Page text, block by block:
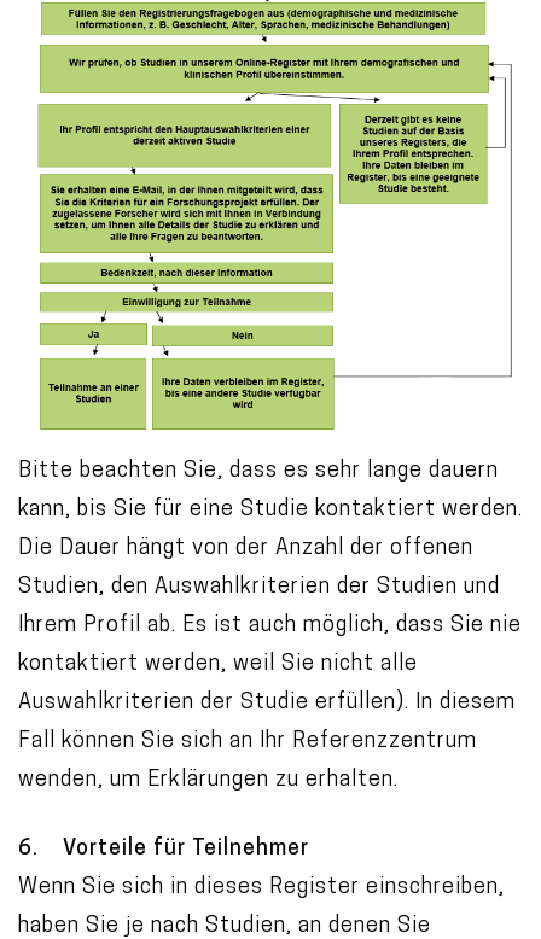
Bitte beachten Sie, dass es sehr lange dauern
kann, bis Sie für eine Studie kontaktiert werden.
Die Dauer hängt von der Anzahl der offenen
Studien, den Auswahlkriterien der Studien und
Ihrem Profil ab. Es ist auch möglich, dass Sie nie
kontaktiert werden, weil Sie nicht alle
Auswahlkriterien der Studie erfüllen). In diesem
Fall können Sie sich an Ihr Referenzzentrum
wenden, um Erklärungen zu erhalten.
6. Vorteile für Teilnehmer
Wenn Sie sich in dieses Register einschreiben,
haben Sie je nach Studien, an denen Sie